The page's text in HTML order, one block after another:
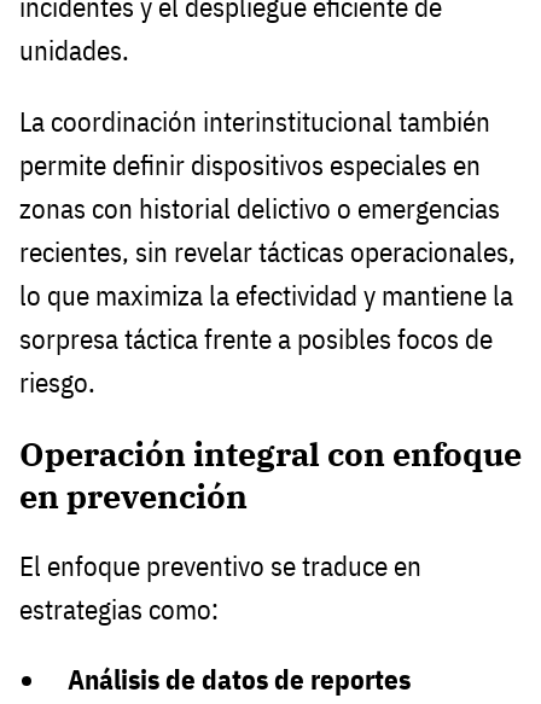
unidades.
La coordinación interinstitucional también
permite definir dispositivos especiales en
zonas con historial delictivo o emergencias
recientes, sin revelar tácticas operacionales,
lo que maximiza la efectividad y mantiene la
sorpresa táctica frente a posibles focos de
riesgo.
Operación integral con enfoque
en prevención
El enfoque preventivo se traduce en
estrategias como:
Análisis de datos de reportes